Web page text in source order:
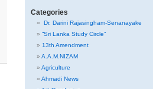
Categories
Dr. Darini Rajasingham-Senanayake
“Sri Lanka Study Circle”
13th Amendment
A.A.M.NIZAM
Agriculture
Ahmadi News